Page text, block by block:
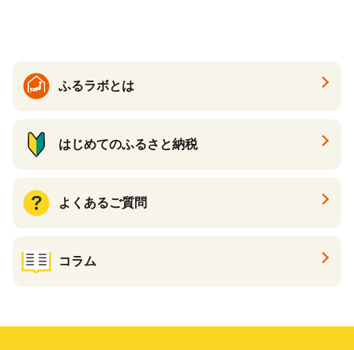
ふるラボとは
はじめてのふるさと納税
よくあるご質問
コラム